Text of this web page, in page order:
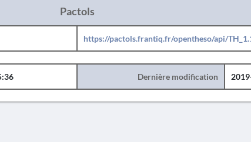
Pactols
https://pactols.frantiq.fr/opentheso/api/
Dernière modification